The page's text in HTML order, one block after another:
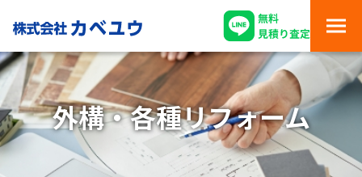
外構・各種リフォーム